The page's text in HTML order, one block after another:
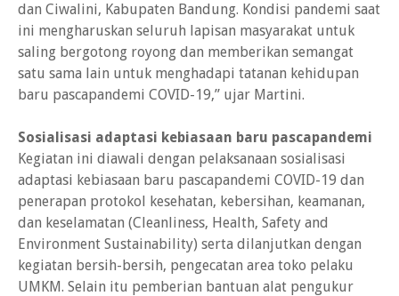
dan Ciwalini, Kabupaten Bandung. Kondisi pandemi saat
ini mengharuskan seluruh lapisan masyarakat untuk
saling bergotong royong dan memberikan semangat
satu sama lain untuk menghadapi tatanan kehidupan
baru pascapandemi COVID-19,” ujar Martini.
Sosialisasi adaptasi kebiasaan baru pascapandemi
Kegiatan ini diawali dengan pelaksanaan sosialisasi
adaptasi kebiasaan baru pascapandemi COVID-19 dan
penerapan protokol kesehatan, kebersihan, keamanan,
dan keselamatan (Cleanliness, Health, Safety and
Environment Sustainability) serta dilanjutkan dengan
kegiatan bersih-bersih, pengecatan area toko pelaku
UMKM. Selain itu pemberian bantuan alat pengukur